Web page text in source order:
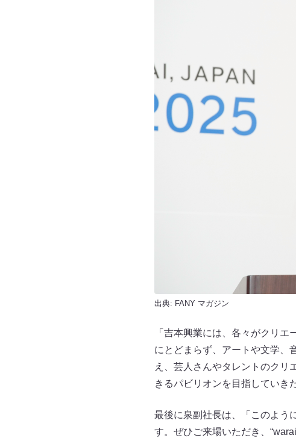
出典: FANY マガジン
「吉本興業には、各々がクリ
にとどまらず、アートや文学、
え、芸人さんやタレントのクリ
きるパビリオンを目指していき
最後に泉副社長は、「このよう
す。ぜひご来場いただき、